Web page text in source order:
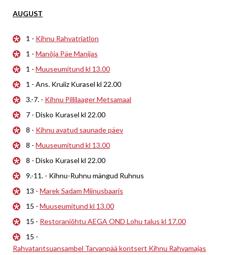
AUGUST
1 - Kihnu Rahvatriatlon
1 - Manõja Päe Manijas
1 - Muuseumitund kl 13.00
1 - Ans. Kruiiz Kurasel kl 22.00
3.-7. - Kihnu Pillilaager Metsamaal
7 - Disko Kurasel kl 22.00
8 - Kihnu avatud saunade päev
8 - Muuseumitund kl 13.00
8 - Disko Kurasel kl 22.00
9.-11. - Kihnu-Ruhnu mängud Ruhnus
13 - Marek Sadam Miinusbaaris
15 - Muuseumitund kl 13.00
15 - Restoraniõhtu AEGA OND Lohu talus kl 17.00
15 -
Rahvatantsuansambel Tarvanpää kontsert Kihnu Rahvamajas